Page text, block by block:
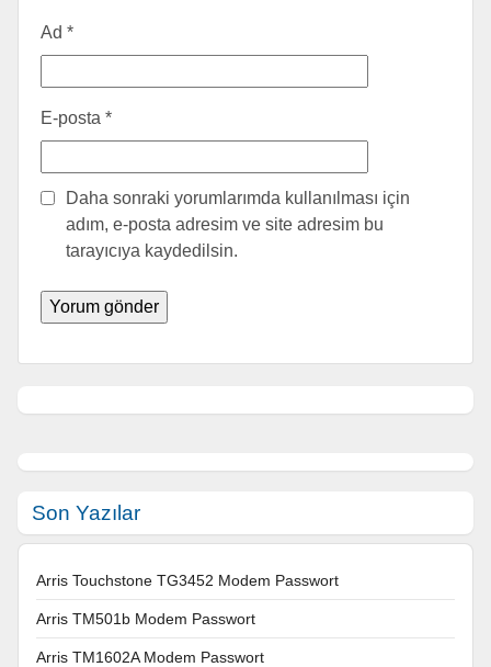
Ad *
E-posta *
Daha sonraki yorumlarımda kullanılması için
adım, e-posta adresim ve site adresim bu
tarayıcıya kaydedilsin.
Son Yazılar
Arris Touchstone TG3452 Modem Passwort
Arris TM501b Modem Passwort
Arris TM1602A Modem Passwort